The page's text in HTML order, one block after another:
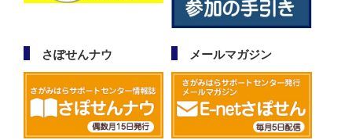
さぽせんナウ メールマガジン